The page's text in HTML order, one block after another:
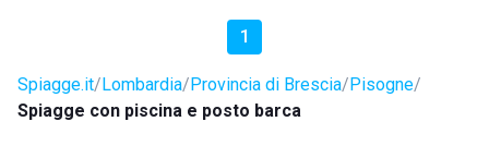
1
Spiagge.it Lombardia Provincia di Brescia Pisogne
Spiagge con piscina e posto barca